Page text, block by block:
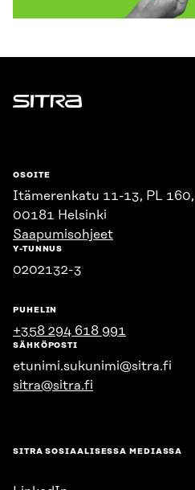
Sitra
OSOITE
Itämerenkatu 11-13, PL 160,
00181 Helsinki
Saapumisohjeet
Y-TUNNUS
0202132-3
PUHELIN
+358 294 618 991
SÄHKÖPOSTI
etunimi.sukunimi@sitra.fi
sitra@sitra.fi
SITRA SOSIAALISESSA MEDIASSA